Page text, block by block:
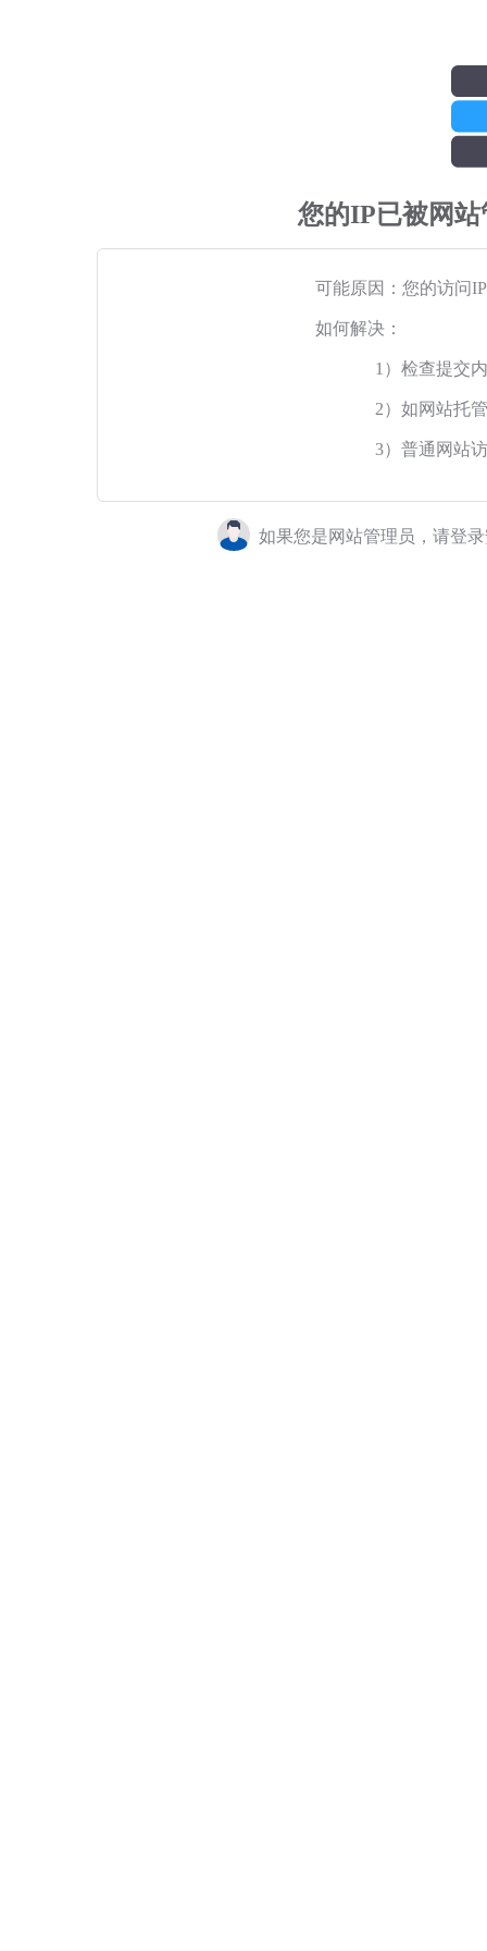
您的IP已被网
可能原因：您的访问
如何解决：
1）检查提交
2）如网站托
3）普通网站
如果您是网站管理员，请登